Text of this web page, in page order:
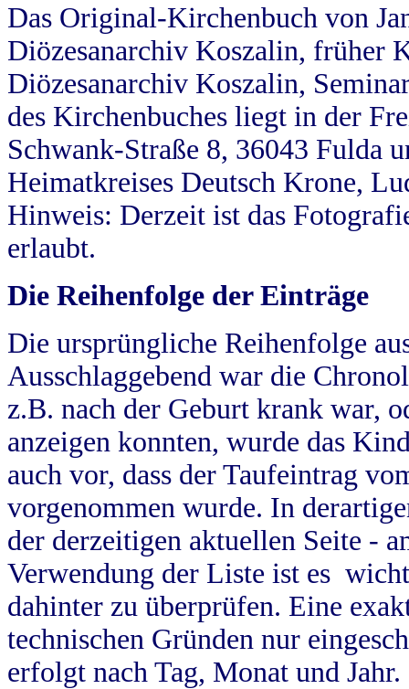
Das Original-Kirchenbuch von
Diözesanarchiv Koszalin, früher
Diözesanarchiv Koszalin,
des Kirchenbuches liegt in der
Schwank-Straße 8, 36043 Fulda
Heimatkreises Deutsch Krone,
Hinweis: Derzeit ist das
erlaubt.
Die Reihenfolge der Einträge
Die ursprüngliche Reihenfolge
Ausschlaggebend war die
z.B. nach der Geburt krank war,
anzeigen konnten, wurde das
auch vor, dass der Taufeintrag
vorgenommen wurde. In
der derzeitigen aktuellen Seite -
Verwendung der Liste ist es
dahinter zu überprüfen. Eine
technischen Gründen nur
erfolgt nach Tag, Monat und Jahr.